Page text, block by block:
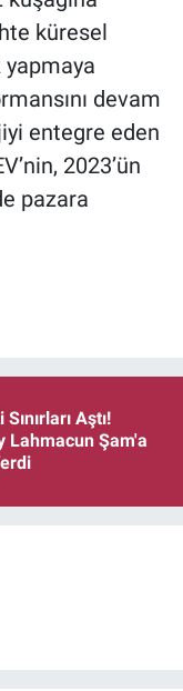
küresel
yapmaya
devam
entegre eden
2023’ün
pazara
Aştı!
Lahmacun Şam'a